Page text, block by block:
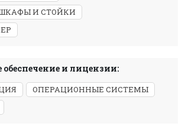
И СТОЙКИ
и лицензии:
ОПЕРАЦИОННЫЕ СИСТЕМЫ